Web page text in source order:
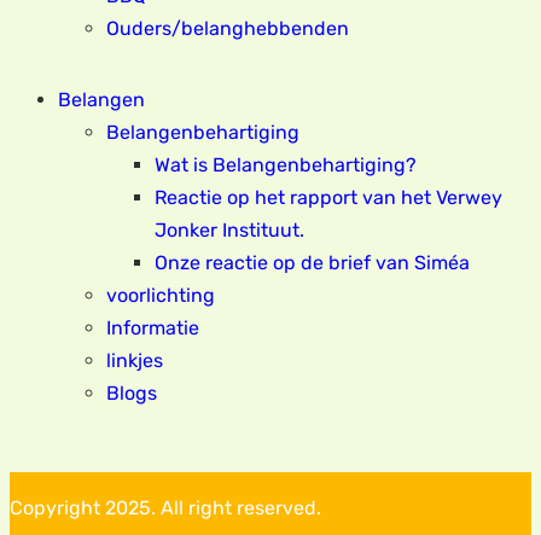
Ouders/belanghebbenden
Belangen
Belangenbehartiging
Wat is Belangenbehartiging?
Reactie op het rapport van het Verwey
Jonker Instituut.
Onze reactie op de brief van Siméa
voorlichting
Informatie
linkjes
Blogs
Copyright 2025. All right reserved.